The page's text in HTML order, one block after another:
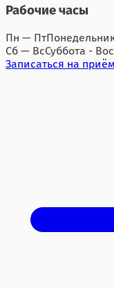
Рабочие часы
Пн — Пт
Сб — ВсСуббота -
Записаться на приём